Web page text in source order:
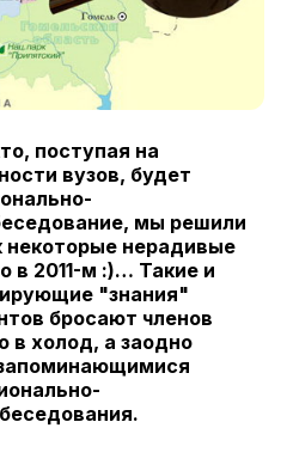
поступая на
вузов, будет
мы решили
некоторые нерадивые
в 2011-м :)… Такие и
"знания"
бросают членов
в холод, а заодно